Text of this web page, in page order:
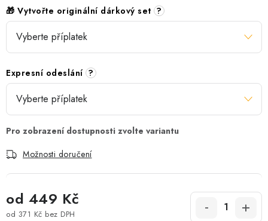
🎁 Vytvořte originální dárkový set ?
Expresní odeslání ?
Možnosti doručení
od 449 Kč
od 371 Kč bez DPH